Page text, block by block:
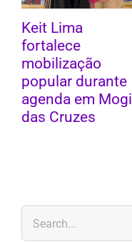
Keit Lima
fortalece
mobilização
popular durante
agenda em Mogi
das Cruzes
for: